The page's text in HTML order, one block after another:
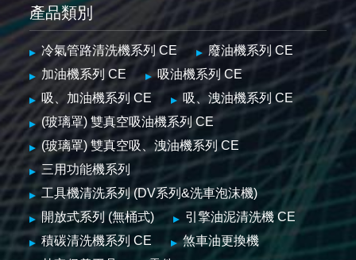
產品類別
冷氣管路清洗機系列 CE
廢油機系列 CE
加油機系列 CE
吸油機系列 CE
吸、加油機系列 CE
吸、洩油機系列 CE
(玻璃罩) 雙真空吸油機系列 CE
(玻璃罩) 雙真空吸、洩油機系列 CE
三用功能機系列
工具機清洗系列 (DV系列&洗車泡沫機)
開放式系列 (無桶式)
引擎油泥清洗機 CE
積碳清洗機系列 CE
煞車油更換機